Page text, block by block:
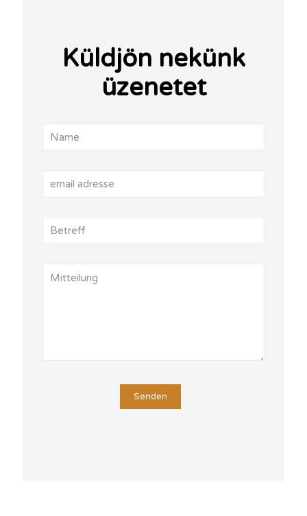
Küldjön nekünk
üzenetet